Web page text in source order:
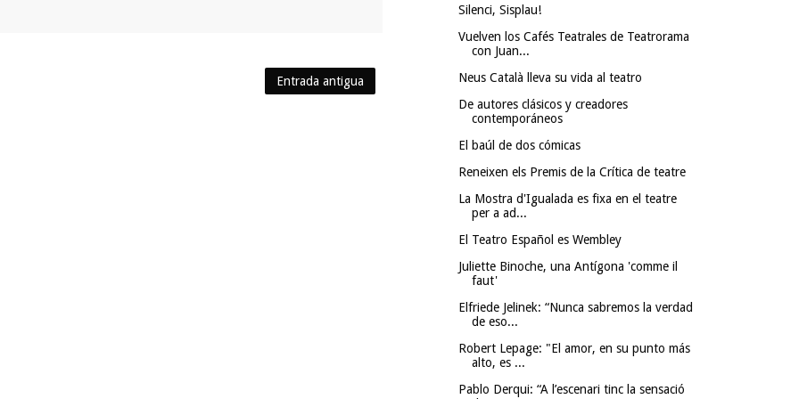
Entrada antigua
Silenci, Sisplau!
Vuelven los Cafés Teatrales de Teatrorama
con Juan...
Neus Català lleva su vida al teatro
De autores clásicos y creadores
contemporáneos
El baúl de dos cómicas
Reneixen els Premis de la Crítica de teatre
La Mostra d'Igualada es fixa en el teatre
per a ad...
El Teatro Español es Wembley
Juliette Binoche, una Antígona 'comme il
faut'
Elfriede Jelinek: “Nunca sabremos la verdad
de eso...
Robert Lepage: "El amor, en su punto más
alto, es ...
Pablo Derqui: “A l’escenari tinc la sensació